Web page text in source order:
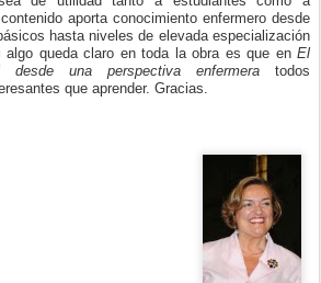
aporta conocimiento enfermero desde
hasta niveles de elevada especialización
queda claro en toda la obra es que en El
desde una perspectiva enfermera todos
que aprender. Gracias.